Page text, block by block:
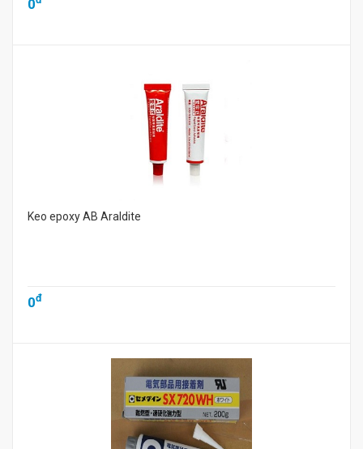
0
Keo epoxy AB Araldite
0đ